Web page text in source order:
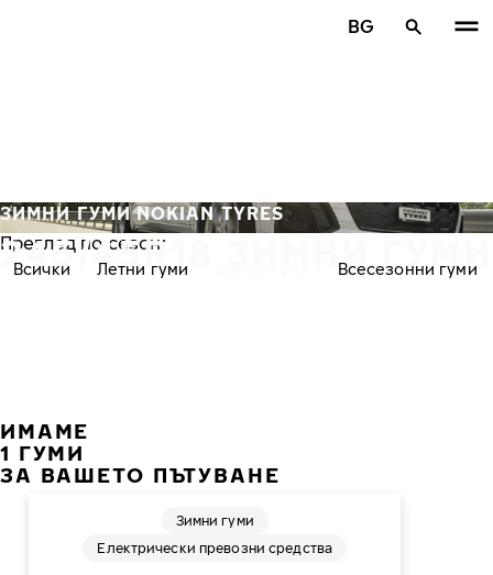
BG
245/45R18 ЗИМНИ ГУМИ
ЗИМНИ ГУМИ NOKIAN TYRES
Преглед по сезон:
Всички Летни гуми Всесезонни гуми
ИМАМЕ
1 ГУМИ
ЗА ВАШЕТО ПЪТУВАНЕ
Зимни гуми
Електрически превозни средства